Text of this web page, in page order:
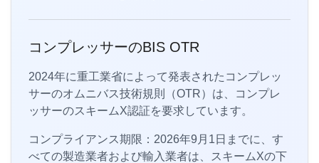
コンプレッサーのBIS OTR
2024年に重工業省によって発表されたコンプレッ
サーのオムニバス技術規則（OTR）は、コンプレ
ッサーのスキームX認証を要求しています。
コンプライアンス期限：2026年9月1日までに、す
べての製造業者および輸入業者は、スキームXの下